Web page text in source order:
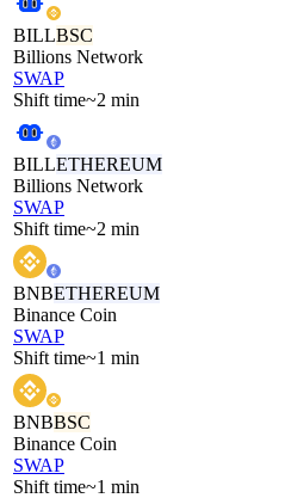
BILLBSC
Billions Network
SWAP
Shift time~2 min
BILLETHEREUM
Billions Network
SWAP
Shift time~2 min
BNBETHEREUM
Binance Coin
SWAP
Shift time~1 min
BNBBSC
Binance Coin
SWAP
Shift time~1 min